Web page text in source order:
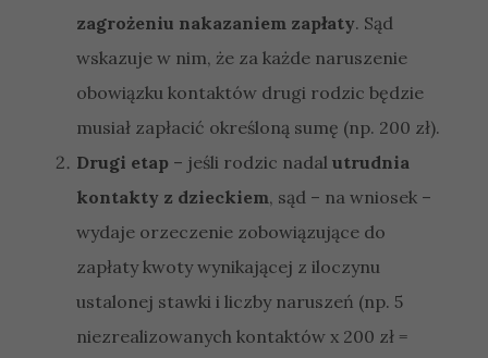
zagrożeniu nakazaniem zapłaty. Sąd
wskazuje w nim, że za każde naruszenie
obowiązku kontaktów drugi rodzic będzie
musiał zapłacić określoną sumę (np. 200 zł).
Drugi etap – jeśli rodzic nadal utrudnia
kontakty z dzieckiem, sąd – na wniosek –
wydaje orzeczenie zobowiązujące do
zapłaty kwoty wynikającej z iloczynu
ustalonej stawki i liczby naruszeń (np. 5
niezrealizowanych kontaktów x 200 zł =